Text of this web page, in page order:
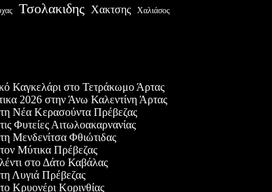
Τσολακιδης Χακτσης
Χαλιάσος
Καγκελάρι στο Τετράκωμο Άρτας
2026 στην Άνω Καλεντίνη Άρτας
Νέα Κερασούντα Πρέβεζας
Φυτείες Αιτωλοακαρνανίας
Μενδενίτσα Φθιώτιδας
Μύτικα Πρέβεζας
στο Δάτο Καβάλας
Λυγιά Πρέβεζας
Κρυονέρι Κορινθίας